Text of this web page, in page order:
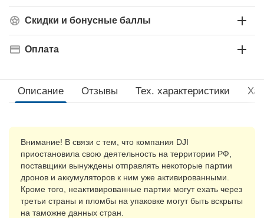
Скидки и бонусные баллы
Оплата
Описание Отзывы Тех. xарактеристики
Внимание! В связи с тем, что компания DJI
приостановила свою деятельность на территории РФ,
поставщики вынуждены отправлять некоторые партии
дронов и аккумуляторов к ним уже активированными.
Кроме того, неактивированные партии могут ехать через
третьи страны и пломбы на упаковке могут быть вскрыты
на таможне данных стран.